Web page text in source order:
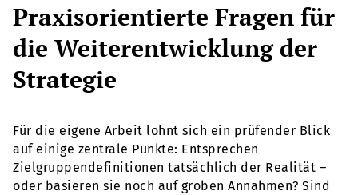
Praxisorientierte Fragen für
die Weiterentwicklung der
Strategie
Für die eigene Arbeit lohnt sich ein prüfender Blick
auf einige zentrale Punkte: Entsprechen
Zielgruppendefinitionen tatsächlich der Realität –
oder basieren sie noch auf groben Annahmen? Sind